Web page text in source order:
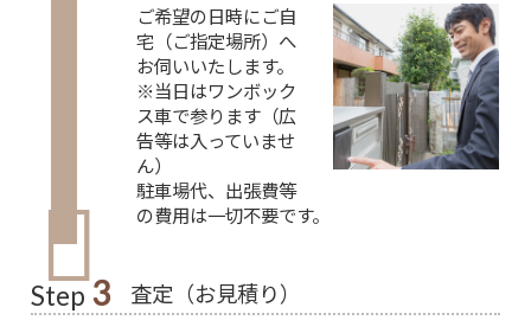
ご希望の日時にご自
宅（ご指定場所）へ
お伺いいたします。
※当日はワンボック
ス車で参ります（広
告等は入っていませ
ん）
駐車場代、出張費等
の費用は一切不要です。
Step 3 査定（お見積り）